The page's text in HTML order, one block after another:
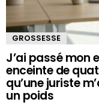
GROSSESSE
J’ai passé mon
enceinte de
qu’une juriste
un poids